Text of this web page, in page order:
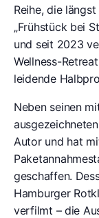
Reihe, die
„Frühstück bei
und seit 2023
Wellness-
leidende
Neben seinen
Autor und hat
geschaffen.
Hamburger
verfilmt – die